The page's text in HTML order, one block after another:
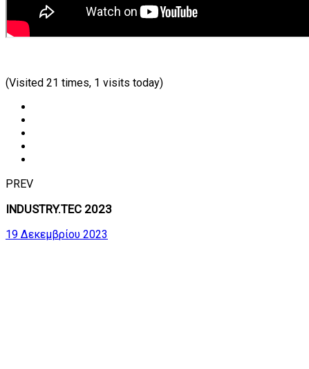
(Visited 21 times, 1 visits today)
PREV
INDUSTRY.TEC 2023
19 Δεκεμβρίου 2023